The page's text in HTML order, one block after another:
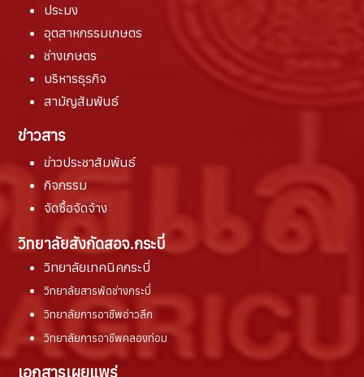
ประมง
อุตสาหกรรมเกษตร
ช่างเกษตร
บริหารธุรกิจ
สามัญสัมพันธ์
ข่าวสาร
ข่าวประชาสัมพันธ์
กิจกรรม
จัดซื้อจัดจ้าง
วิทยาลัยสังกัดสอจ.กระบี่
วิทยาลัยเทคนิคกระบี่
วิทยาลัยสารพัดช่างกระบี่
วิทยาลัยการอาชีพอ่าวลึก
วิทยาลัยการอาชีพคลองท่อม
เอกสารเผยแพร่